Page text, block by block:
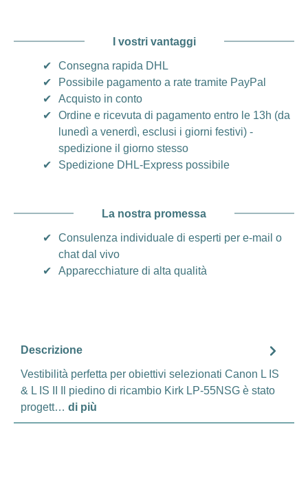
I vostri vantaggi
✔
Consegna rapida DHL
✔
Possibile pagamento a rate tramite PayPal
✔
Acquisto in conto
✔
Ordine e ricevuta di pagamento entro le 13h (da
lunedì a venerdì, esclusi i giorni festivi) -
spedizione il giorno stesso
✔
Spedizione DHL-Express possibile
La nostra promessa
✔
Consulenza individuale di esperti per e-mail o
chat dal vivo
✔
Apparecchiature di alta qualità
Descrizione
Vestibilità perfetta per obiettivi selezionati Canon L IS
& L IS II Il piedino di ricambio Kirk LP-55NSG è stato
progett… di più